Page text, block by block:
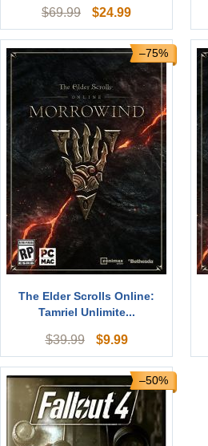
$69.99 $24.99
–75%
The Elder Scrolls Online:
Tamriel Unlimite...
$39.99 $9.99
–50%